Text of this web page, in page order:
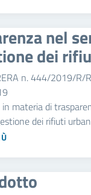
nel
dei
n. 444/2019/R/
in materia di
dei rifiuti